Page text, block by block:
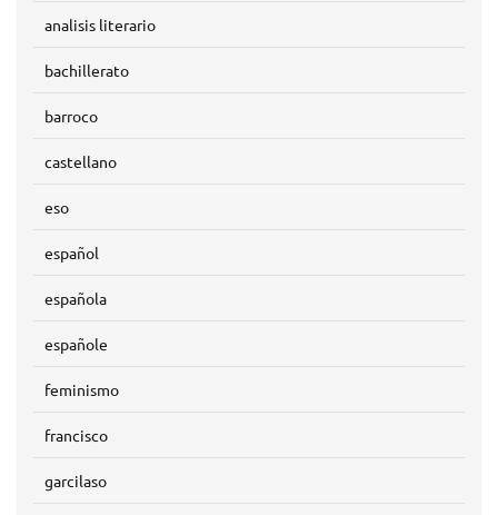
analisis literario
bachillerato
barroco
castellano
eso
español
española
españole
feminismo
francisco
garcilaso